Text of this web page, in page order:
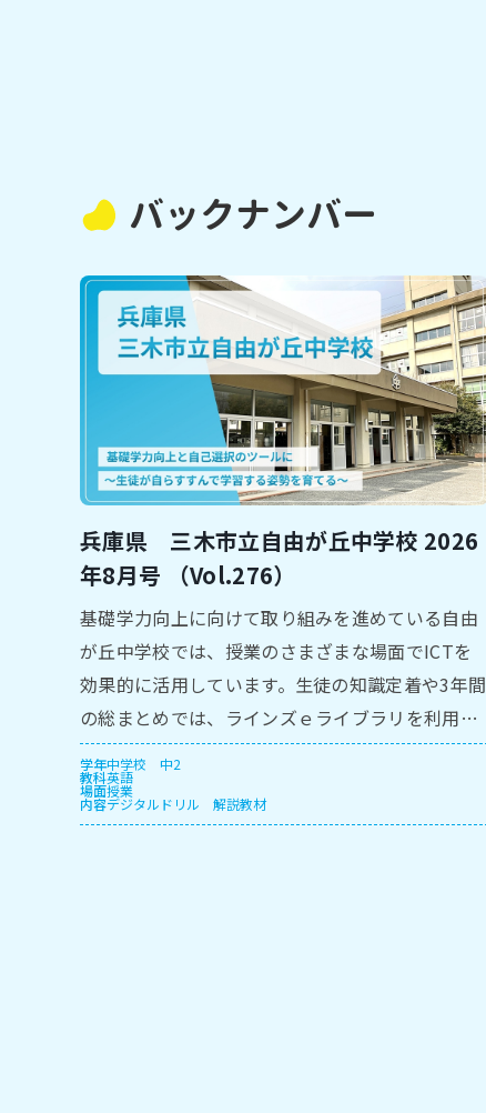
バックナンバー
兵庫県 三木市⽴自由が丘中学校 2026
年8⽉号 （Vol.276）
基礎学⼒向上に向けて取り組みを進めている⾃由
が丘中学校では、授業のさまざまな場⾯でICTを
効果的に活⽤しています。⽣徒の知識定着や3年間
の総まとめでは、ラインズｅライブラリを利⽤し
ています。
学年中学校 中2
教科英語
場面授業
内容デジタルドリル 解説教材